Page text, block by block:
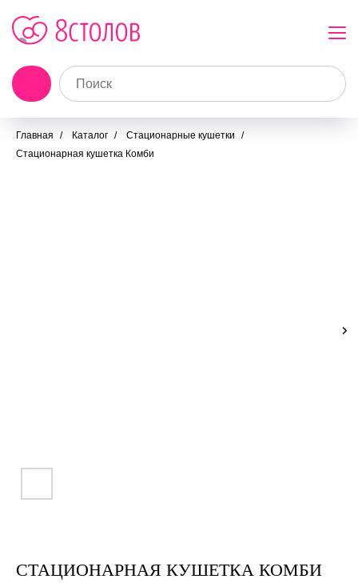
Главная / Каталог / Стационарные кушетки
/
Стационарная кушетка Комби
СТАЦИОНАРНАЯ КУШЕТКА КОМБИ